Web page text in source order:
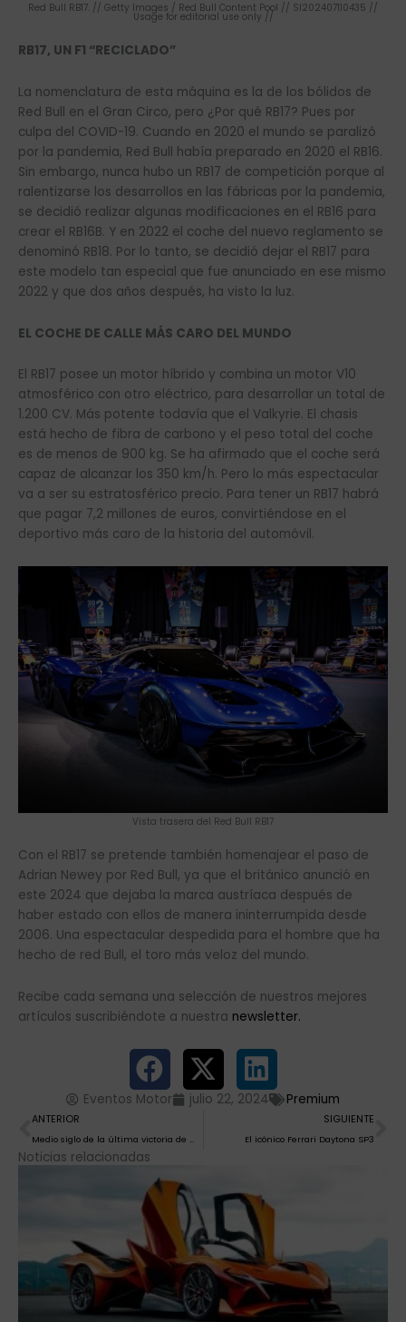
Red Bull RB17. // Getty Images / Red Bull Content Pool // SI202407110435 //
Usage for editorial use only //
RB17, UN F1 “RECICLADO”
La nomenclatura de esta máquina es la de los bólidos de
Red Bull en el Gran Circo, pero ¿Por qué RB17? Pues por
culpa del COVID-19. Cuando en 2020 el mundo se paralizó
por la pandemia, Red Bull había preparado en 2020 el RB16.
Sin embargo, nunca hubo un RB17 de competición porque al
ralentizarse los desarrollos en las fábricas por la pandemia,
se decidió realizar algunas modificaciones en el RB16 para
crear el RB16B. Y en 2022 el coche del nuevo reglamento se
denominó RB18. Por lo tanto, se decidió dejar el RB17 para
este modelo tan especial que fue anunciado en ese mismo
2022 y que dos años después, ha visto la luz.
EL COCHE DE CALLE MÁS CARO DEL MUNDO
El RB17 posee un motor híbrido y combina un motor V10
atmosférico con otro eléctrico, para desarrollar un total de
1.200 CV. Más potente todavía que el Valkyrie. El chasis
está hecho de fibra de carbono y el peso total del coche
es de menos de 900 kg. Se ha afirmado que el coche será
capaz de alcanzar los 350 km/h. Pero lo más espectacular
va a ser su estratosférico precio. Para tener un RB17 habrá
que pagar 7,2 millones de euros, convirtiéndose en el
deportivo más caro de la historia del automóvil.
Vista trasera del Red Bull RB17
Con el RB17 se pretende también homenajear el paso de
Adrian Newey por Red Bull, ya que el británico anunció en
este 2024 que dejaba la marca austríaca después de
haber estado con ellos de manera ininterrumpida desde
2006. Una espectacular despedida para el hombre que ha
hecho de red Bull, el toro más veloz del mundo.
Recibe cada semana una selección de nuestros mejores
artículos suscribiéndote a nuestra newsletter.
Eventos Motor julio 22, 2024 Premium
Ant
ANTERIOR
Medio siglo de la última victoria de Matra en Le Mans
SIGUIENTE
El icónico Ferrari Daytona SP3
Noticias relacionadas